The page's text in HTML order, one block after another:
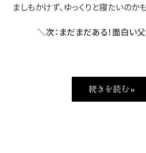
ましもかけず、ゆっくりと寝たいのか
＼次：まだまだある！面白い
続きを読む »